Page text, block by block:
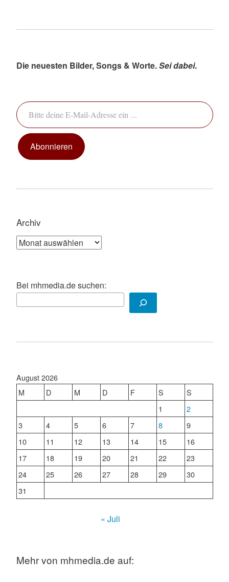
Die neuesten Bilder, Songs & Worte.Sei dabei.
Bitte deine E-Mail-Adresse ein ...
Abonnieren
Archiv
Archiv
Bei mhmedia.de suchen:
August 2026
M
D M D F S
S
1
2
3
4 5 6 7 8
9
10
11 12 13 14 15
16
17
18 19 20 21 22
23
24
25 26 27 28 29
30
31
« Juli
Mehr von mhmedia.de auf: